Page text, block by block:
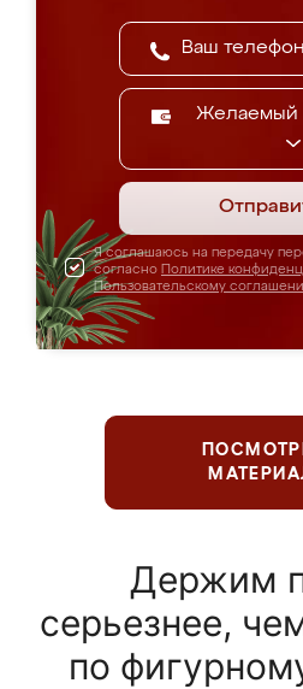
Желаемый
Я соглашаюсь на передачу
согласно Политике
Пользовательскому
Держим
серьезнее,
по